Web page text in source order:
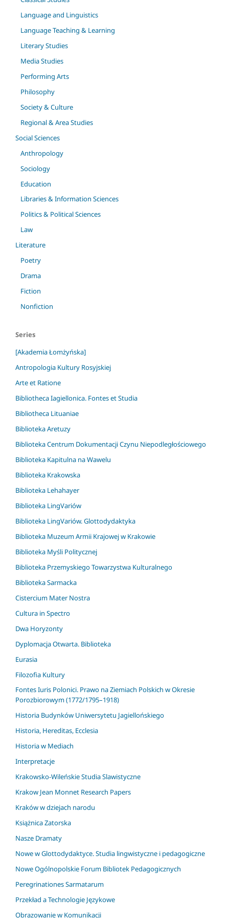
Language and Linguistics
Language Teaching & Learning
Literary Studies
Media Studies
Performing Arts
Philosophy
Society & Culture
Regional & Area Studies
Social Sciences
Anthropology
Sociology
Education
Libraries & Information Sciences
Politics & Political Sciences
Law
Literature
Poetry
Drama
Fiction
Nonfiction
Series
[Akademia Łomżyńska]
Antropologia Kultury Rosyjskiej
Arte et Ratione
Bibliotheca Iagiellonica. Fontes et Studia
Bibliotheca Lituaniae
Biblioteka Aretuzy
Biblioteka Centrum Dokumentacji Czynu Niepodległościowego
Biblioteka Kapitulna na Wawelu
Biblioteka Krakowska
Biblioteka Lehahayer
Biblioteka LingVariów
Biblioteka LingVariów. Glottodydaktyka
Biblioteka Muzeum Armii Krajowej w Krakowie
Biblioteka Myśli Politycznej
Biblioteka Przemyskiego Towarzystwa Kulturalnego
Biblioteka Sarmacka
Cistercium Mater Nostra
Cultura in Spectro
Dwa Horyzonty
Dyplomacja Otwarta. Biblioteka
Eurasia
Filozofia Kultury
Fontes Iuris Polonici. Prawo na Ziemiach Polskich w Okresie
Porozbiorowym (1772/1795–1918)
Historia Budynków Uniwersytetu Jagiellońskiego
Historia, Hereditas, Ecclesia
Historia w Mediach
Interpretacje
Krakowsko-Wileńskie Studia Slawistyczne
Krakow Jean Monnet Research Papers
Kraków w dziejach narodu
Książnica Zatorska
Nasze Dramaty
Nowe w Glottodydaktyce. Studia lingwistyczne i pedagogiczne
Nowe Ogólnopolskie Forum Bibliotek Pedagogicznych
Peregrinationes Sarmatarum
Przekład a Technologie Językowe
Obrazowanie w Komunikacji